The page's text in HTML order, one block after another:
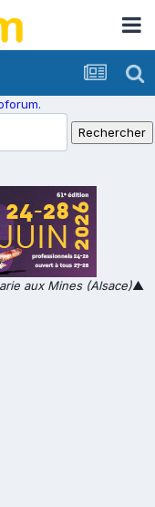
aux Mines (Alsace)▲